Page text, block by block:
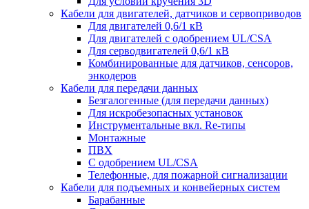
Кабели для двигателей, датчиков и сервоприводов
Для двигателей 0,6/1 кВ
Для двигателей с одобрением UL/CSA
Для серводвигателей 0,6/1 кВ
Комбинированные для датчиков, cенсоров,
энкодеров
Кабели для передачи данных
Безгалогенные (для передачи данных)
Для искробезопасных установок
Инструментальные вкл. Re-типы
Монтажные
ПВХ
С одобрением UL/CSA
Телефонные, для пожарной сигнализации
Кабели для подъемных и конвейерных систем
Барабанные